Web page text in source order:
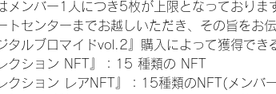
メンバー1人につき5枚が上限となっておりま
トセンターまでお越しいただき、その旨をお
タルブロマイドvol.2』購入によって獲得でき
クション NFT』：15 種類の NFT
クション レアNFT』：15種類のNFT(メンバ